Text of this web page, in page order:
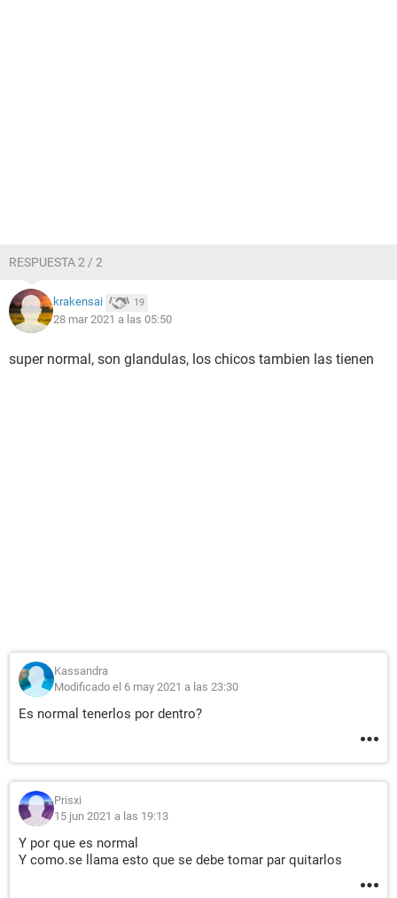
RESPUESTA 2 / 2
krakensai 19
28 mar 2021 a las 05:50
super normal, son glandulas, los chicos tambien las tienen
Kassandra
Modificado el 6 may 2021 a las 23:30
Es normal tenerlos por dentro?
Prisxi
15 jun 2021 a las 19:13
Y por que es normal
Y como.se llama esto que se debe tomar par quitarlos